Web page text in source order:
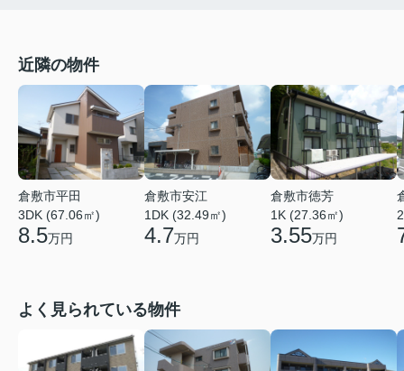
近隣の物件
倉敷市平田
3DK (67.06㎡)
8.5万円
倉敷市安江
1DK (32.49㎡)
4.7万円
倉敷市徳芳
1K (27.36㎡)
3.55万円
よく見られている物件